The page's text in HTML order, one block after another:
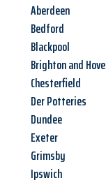
Aberdeen
Bedford
Blackpool
Brighton and Hove
Chesterfield
Der Potteries
Dundee
Exeter
Grimsby
Ipswich